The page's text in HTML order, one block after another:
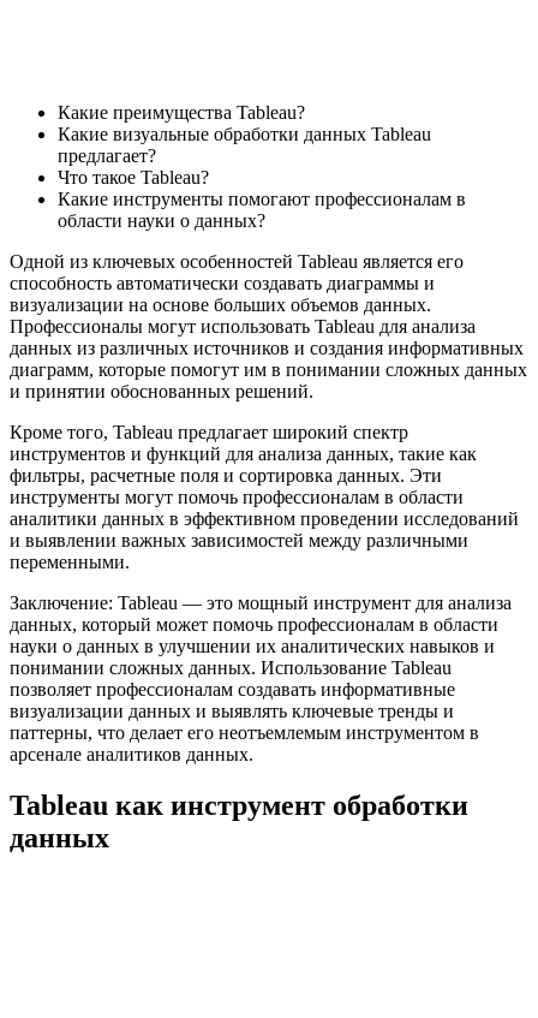
Какие преимущества Tableau?
Какие визуальные обработки данных Tableau
предлагает?
Что такое Tableau?
Какие инструменты помогают профессионалам в
области науки о данных?
Одной из ключевых особенностей Tableau является его
способность автоматически создавать диаграммы и
визуализации на основе больших объемов данных.
Профессионалы могут использовать Tableau для анализа
данных из различных источников и создания информативных
диаграмм, которые помогут им в понимании сложных данных
и принятии обоснованных решений.
Кроме того, Tableau предлагает широкий спектр
инструментов и функций для анализа данных, такие как
фильтры, расчетные поля и сортировка данных. Эти
инструменты могут помочь профессионалам в области
аналитики данных в эффективном проведении исследований
и выявлении важных зависимостей между различными
переменными.
Заключение: Tableau — это мощный инструмент для анализа
данных, который может помочь профессионалам в области
науки о данных в улучшении их аналитических навыков и
понимании сложных данных. Использование Tableau
позволяет профессионалам создавать информативные
визуализации данных и выявлять ключевые тренды и
паттерны, что делает его неотъемлемым инструментом в
арсенале аналитиков данных.
Tableau как инструмент обработки
данных